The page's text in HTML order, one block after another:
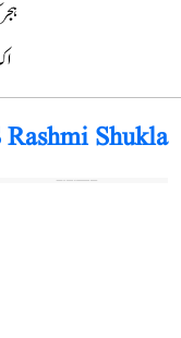
Rashmi Shukla